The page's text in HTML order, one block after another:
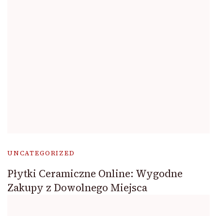
UNCATEGORIZED
Płytki Ceramiczne Online: Wygodne
Zakupy z Dowolnego Miejsca